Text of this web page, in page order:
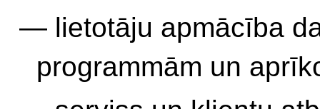
lietotāju apmācība
programmām un